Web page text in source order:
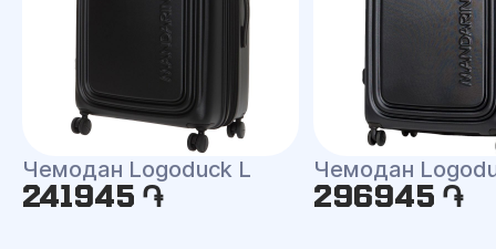
Чемодан Logoduck L
241945 ֏
Чемодан
296945 ֏